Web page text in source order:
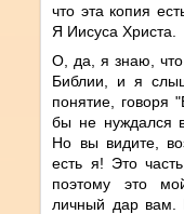
что эта копия
Я Иисуса Христа.
О, да, я знаю,
Библии, и я
понятие,
бы не нуждался
Но вы видите,
есть я! Это
поэтому это
личный дар вам.